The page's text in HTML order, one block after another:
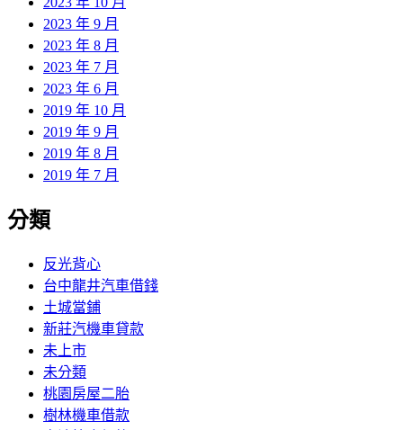
2023 年 9 月
2023 年 8 月
2023 年 7 月
2023 年 6 月
2019 年 10 月
2019 年 9 月
2019 年 8 月
2019 年 7 月
分類
反光背心
台中龍井汽車借錢
土城當鋪
新莊汽機車貸款
未上市
未分類
桃園房屋二胎
樹林機車借款